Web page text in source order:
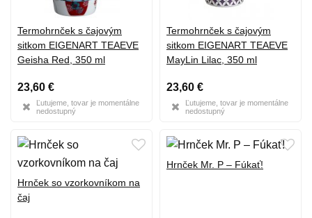
Termohrnček s čajovým
sitkom EIGENART TEAEVE
Geisha Red, 350 ml
23,60 €
Ľutujeme, tovar je momentálne
nedostupný
Termohrnček s čajovým
sitkom EIGENART TEAEVE
MayLin Lilac, 350 ml
23,60 €
Ľutujeme, tovar je momentálne
nedostupný
Hrnček so vzorkovníkom na
čaj
Hrnček Mr. P – Fúkať!